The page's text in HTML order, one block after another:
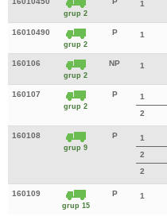
grup 2
1
16010490
grup 2
P 1
160106
grup 2
NP 1
160107
grup 2
P 1
2
160108
grup 9
P 1
2
2
160109
grup 15
P 1